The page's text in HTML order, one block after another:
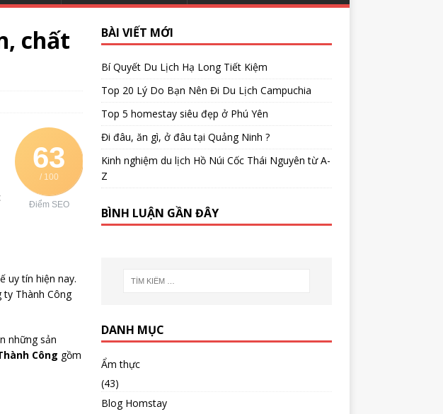
chất
63
/ 100
Điểm SEO
uy tín hiện nay.
Thành Công
những sản
Công gồm
BÀI VIẾT MỚI
Bí Quyết Du Lịch Hạ Long Tiết Kiệm
Top 20 Lý Do Bạn Nên Đi Du Lịch Campuchia
Top 5 homestay siêu đẹp ở Phú Yên
Đi đâu, ăn gì, ở đâu tại Quảng Ninh ?
Kinh nghiệm du lịch Hồ Núi Cốc Thái Nguyên từ A-
Z
BÌNH LUẬN GẦN ĐÂY
DANH MỤC
Ẩm thực
(43)
Blog Homstay